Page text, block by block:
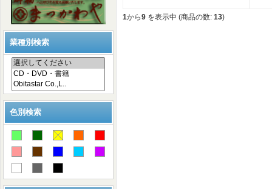
業種別検索
色別検索
1から9 を表示中 (商品の数: 13)